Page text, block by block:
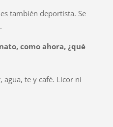
también deportista. Se
como ahora, ¿qué
agua, te y café. Licor ni